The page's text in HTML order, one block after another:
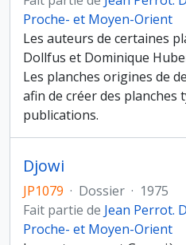
Proche- et Moyen-Orient
Les auteurs de certaines
Dollfus et Dominique
Les planches origines de
afin de créer des planches
publications.
Djowi
JP1079 · Dossier · 1975
Fait partie de Jean Perrot.
Proche- et Moyen-Orient